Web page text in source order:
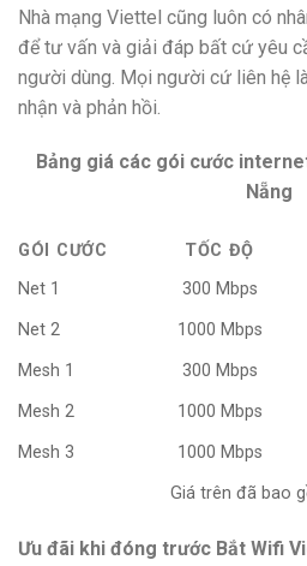
Nhà mạng Viettel cũng luôn có
để tư vấn và giải đáp bất cứ yêu
người dùng. Mọi người cứ liên hệ
nhận và phản hồi.
Bảng giá các gói cước
Nẵng
GÓI CƯỚC TỐC ĐỘ
Net 1
300 Mbps
Net 2
1000 Mbps
Mesh 1
300 Mbps
Mesh 2
1000 Mbps
Mesh 3
1000 Mbps
Giá trên đã bao
Ưu đãi khi đóng trước Bắt Wifi